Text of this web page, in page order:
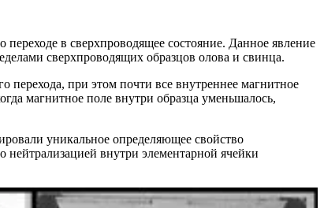
в сверхпроводящее состояние. Данное явление
сверхпроводящих образцов олова и свинца.
при этом почти все внутреннее магнитное
магнитное поле внутри образца уменьшалось,
уникальное определяющее свойство
нейтрализацией внутри элементарной ячейки